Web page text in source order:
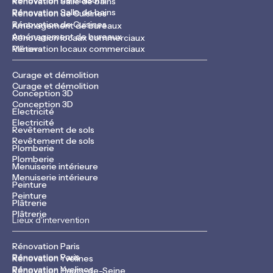
Rénovation Salle de bains
Rénovation de Cuisines
Rénovation de Cuisines
Aménagement de bureaux
Aménagement de bureaux
Rénovation locaux commerciaux
Rénovation locaux commerciaux
Métiers
Curage et démolition
Curage et démolition
Conception 3D
Conception 3D
Electricité
Electricité
Revêtement de sols
Revêtement de sols
Plomberie
Plomberie
Menuiserie intérieure
Menuiserie intérieure
Peinture
Peinture
Plâtrerie
Plâtrerie
Lieux d'intervention
Rénovation Paris
Rénovation Paris
Rénovation Yvelines
Rénovation Yvelines
Rénovation Hauts-de-Seine